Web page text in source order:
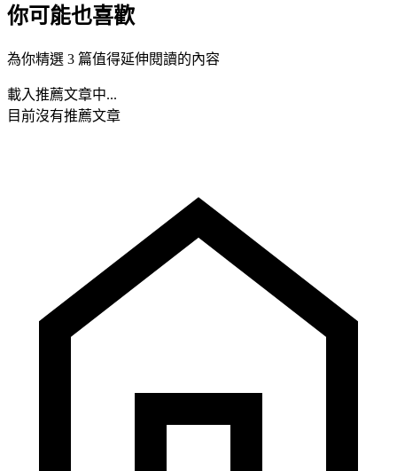
你可能也喜歡
為你精選 3 篇值得延伸閱讀的內容
載入推薦文章中...
目前沒有推薦文章